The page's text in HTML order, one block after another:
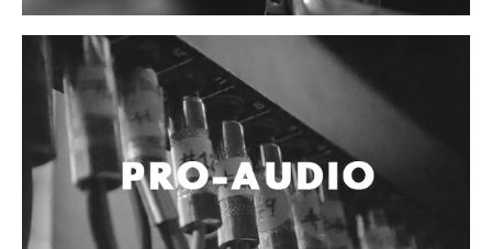
Micrófono
Sonido
Parlante
Video y USB
Espigas y conectores
Accesorios
Otros Instrumentos de Cuerdas